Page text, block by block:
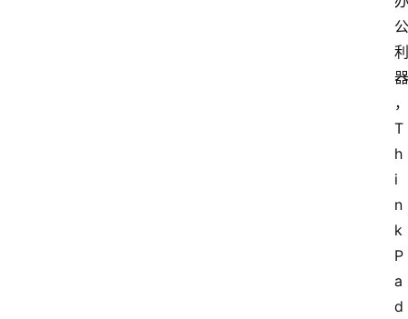
公
利
器
，
T
h
i
n
k
P
a
d